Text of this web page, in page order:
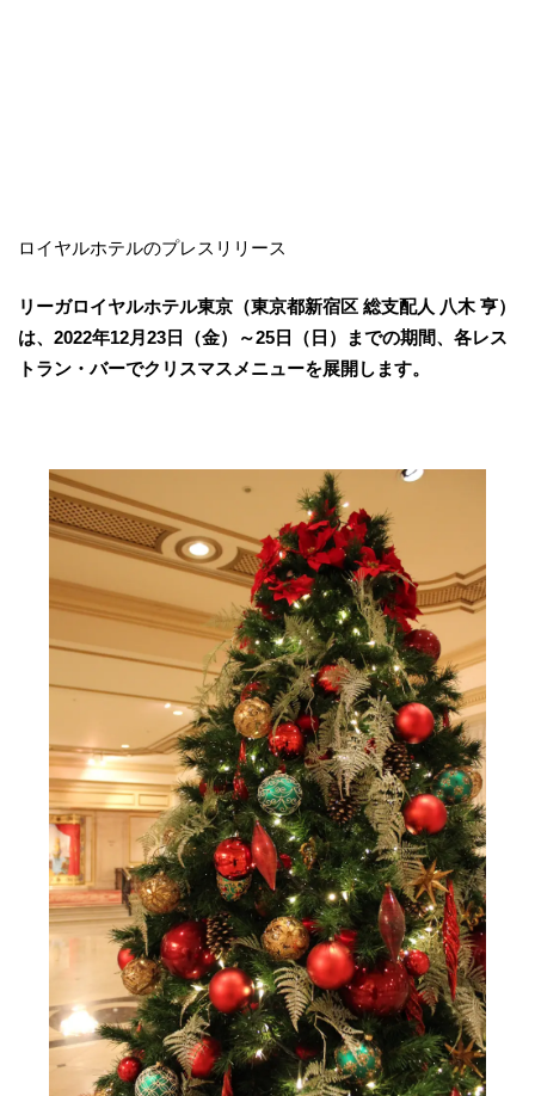
ロイヤルホテルのプレスリリース
リーガロイヤルホテル東京（東京都新宿区 総支配人 八木 亨）
は、2022年12月23日（金）～25日（日）までの期間、各レス
トラン・バーでクリスマスメニューを展開します。